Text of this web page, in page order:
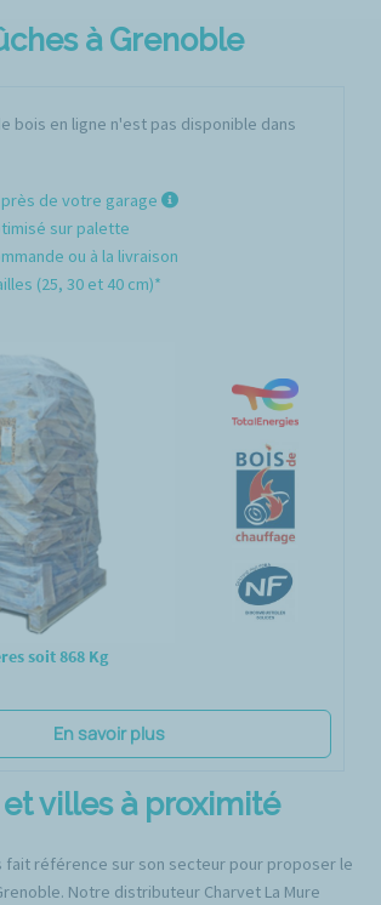
à Grenoble
soit 868 Kg
bois en ligne n'est pas disponible dans
près de votre garage
sur palette
ou à la livraison
(25, 30 et 40 cm)*
En savoir plus
villes à proximité
fait référence sur son secteur pour proposer le
Notre distributeur Charvet La Mure